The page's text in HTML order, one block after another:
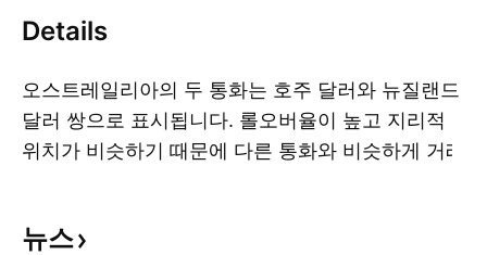
Details
오스트레일리아의 두 통화는 호주 달러와 뉴질랜드
달러 쌍으로 표시됩니다. 롤오버율이 높고 지리적
위치가 비슷하기 때문에 다른 통화와 비슷하게 거래
더 많이 반응합니다.
뉴스